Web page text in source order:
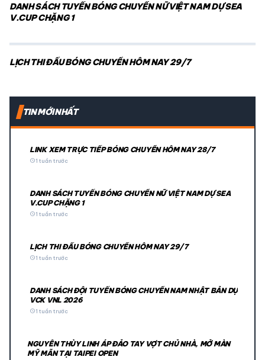
DANH SÁCH TUYỂN BÓNG CHUYỀN NỮ VIỆT NAM DỰ SEA
V.CUP CHẶNG 1
LỊCH THI ĐẤU BÓNG CHUYỀN HÔM NAY 29/7
TIN MỚI NHẤT
LINK XEM TRỰC TIẾP BÓNG CHUYỀN HÔM NAY 28/7
schedule1 tuần trước
DANH SÁCH TUYỂN BÓNG CHUYỀN NỮ VIỆT NAM DỰ SEA
V.CUP CHẶNG 1
schedule1 tuần trước
LỊCH THI ĐẤU BÓNG CHUYỀN HÔM NAY 29/7
schedule1 tuần trước
DANH SÁCH ĐỘI TUYỂN BÓNG CHUYỀN NAM NHẬT BẢN DỰ
VCK VNL 2026
schedule1 tuần trước
NGUYỄN THÙY LINH ÁP ĐẢO TAY VỢT CHỦ NHÀ, MỞ MÀN
MỸ MÃN TẠI TAIPEI OPEN